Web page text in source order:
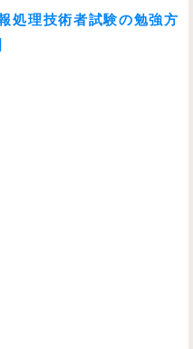
処理技術者試験の勉強方